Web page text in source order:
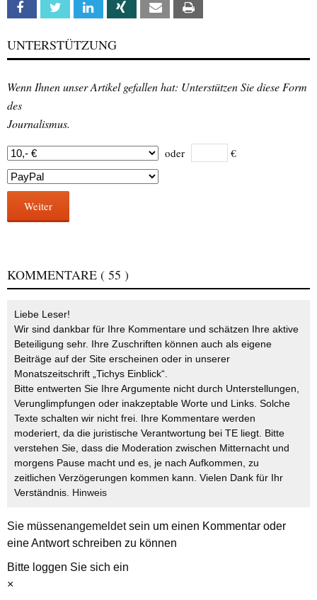
Facebook Twitter Linkedin Xing Email
UNTERSTÜTZUNG
Wenn Ihnen unser Artikel gefallen hat: Unterstützen Sie diese Form
des
Journalismus.
oder €
Weiter
KOMMENTARE ( 55 )
Liebe Leser!
Wir sind dankbar für Ihre Kommentare und schätzen Ihre aktive
Beteiligung sehr. Ihre Zuschriften können auch als eigene
Beiträge auf der Site erscheinen oder in unserer
Monatszeitschrift „Tichys Einblick“.
Bitte entwerten Sie Ihre Argumente nicht durch Unterstellungen,
Verunglimpfungen oder inakzeptable Worte und Links. Solche
Texte schalten wir nicht frei. Ihre Kommentare werden
moderiert, da die juristische Verantwortung bei TE liegt. Bitte
verstehen Sie, dass die Moderation zwischen Mitternacht und
morgens Pause macht und es, je nach Aufkommen, zu
zeitlichen Verzögerungen kommen kann. Vielen Dank für Ihr
Verständnis. Hinweis
Sie müssenangemeldetsein um einen Kommentar oder
eine Antwort schreiben zu können
Bitte loggen Sie sich ein
×